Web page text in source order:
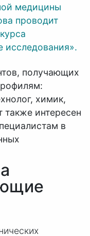
медицины
проводит
исследования».
получающих
химик,
также интересен
в